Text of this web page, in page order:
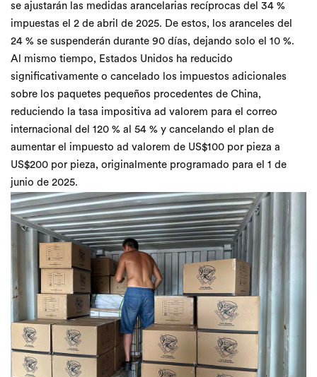
se ajustarán las medidas arancelarias recíprocas del 34 %
impuestas el 2 de abril de 2025. De estos, los aranceles del
24 % se suspenderán durante 90 días, dejando solo el 10 %.
Al mismo tiempo, Estados Unidos ha reducido
significativamente o cancelado los impuestos adicionales
sobre los paquetes pequeños procedentes de China,
reduciendo la tasa impositiva ad valorem para el correo
internacional del 120 % al 54 % y cancelando el plan de
aumentar el impuesto ad valorem de US$100 por pieza a
US$200 por pieza, originalmente programado para el 1 de
junio de 2025.